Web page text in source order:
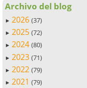
Archivo del blog
► 2026 (37)
► 2025 (72)
► 2024 (80)
► 2023 (71)
► 2022 (79)
► 2021 (79)